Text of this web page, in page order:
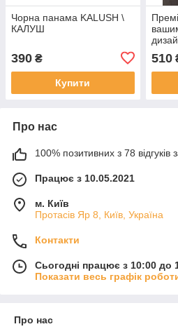
Чорна панама KALUSH \
КАЛУШ
390 ₴
Купити
510
Про нас
100% позитивних з 78 відгуків
Працює з 10.05.2021
м. Київ
Протасів Яр 8, Київ, Україна
Контакти
Сьогодні працює з 10:00 до
Показати весь графік
Про нас